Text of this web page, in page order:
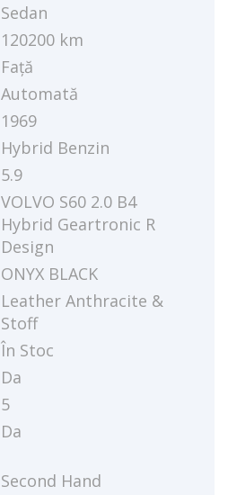
Sedan
120200 km
Față
Automată
1969
Hybrid Benzin
5.9
VOLVO S60 2.0 B4
Hybrid Geartronic R
Design
ONYX BLACK
Leather Anthracite &
Stoff
În Stoc
Da
5
Da
Second Hand